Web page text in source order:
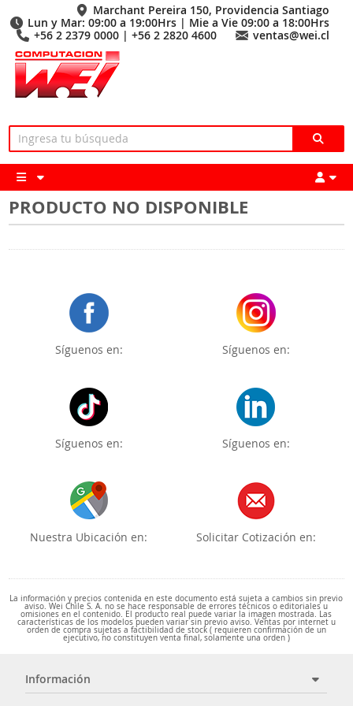
Marchant Pereira 150, Providencia Santiago
Lun y Mar: 09:00 a 19:00Hrs | Mie a Vie 09:00 a 18:00Hrs
+56 2 2379 0000 | +56 2 2820 4600
ventas@wei.cl
PRODUCTO NO DISPONIBLE
Síguenos en: Síguenos en:
Síguenos en: Síguenos en:
Nuestra Ubicación en: Solicitar Cotización en:
La información y precios contenida en este documento está sujeta a cambios sin previo
aviso. Wei Chile S. A. no se hace responsable de errores técnicos o editoriales u
omisiones en el contenido. El producto real puede variar la imagen mostrada. Las
características de los modelos pueden variar sin previo aviso. Ventas por internet u
orden de compra sujetas a factibilidad de stock ( requieren confirmación de un
ejecutivo, no constituyen venta final, solamente una orden )
Información